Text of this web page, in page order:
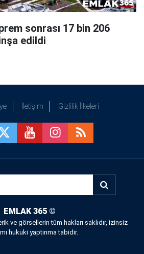
sonrası 17 bin 206
edildi
İletişim Gizlilik İlkeleri
EMLAK 365 ©
ve görsellerin tüm hakları saklıdır, izinsiz
hukuki yaptırıma tabidir.